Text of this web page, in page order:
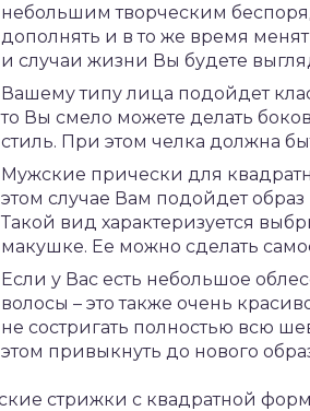
небольшим творческим
дополнять и в то же время
и случаи жизни Вы будете
Вашему типу лица подойдет
то Вы смело можете делать
стиль. При этом челка должна
Мужские прически для
этом случае Вам подойдет
Такой вид характеризуется
макушке. Ее можно сделать
Если у Вас есть небольшое
волосы – это также очень
не состригать полностью всю
этом привыкнуть до нового
стрижки с квадратной